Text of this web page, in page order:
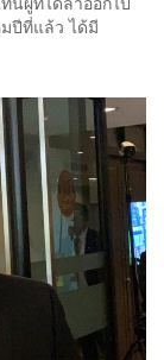
ปีที่แล้ว ได้มี